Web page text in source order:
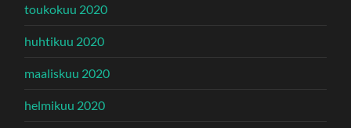
toukokuu 2020
huhtikuu 2020
maaliskuu 2020
helmikuu 2020